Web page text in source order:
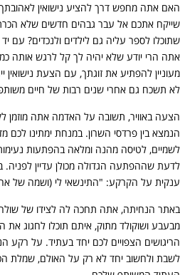
האם אתה מחפש דרך להציע נישואין לאהובתך
שייקח אתכם אל עבר גבהים חדשים שלא
שתוכלו לספר עליה גם לילדים ולנכדים? עם
אתה הרי יודע שלא יהיה לך קל לרגש אותה
מעוניין להפתיע את זוגתך, עם הצעת נישואין
לא תשכח גם אחרי שנים רבות של חיים
הצעה באוויר, תשובה על האדמה אתה
הנמצא בין פרדסי השרון. במנחת ימתינו לכם
לשמיים, לטיסה מהנה ומלאה בהפתעות
לדעת שההפתעה הגדולה מכולן עדיין
ענקית על הקרקע: "התינשאי לי (ושמה של
באתר הנחיתה, אתה תחכה לה לצידו של
מבעבע ושוקולד מתוק, איתם תוכלו לחגוג את
הריגושים הצפויים לכם יחד בעתיד. על רקע
לשבת ולחשוב יחד לא רק על האולם, שמלת